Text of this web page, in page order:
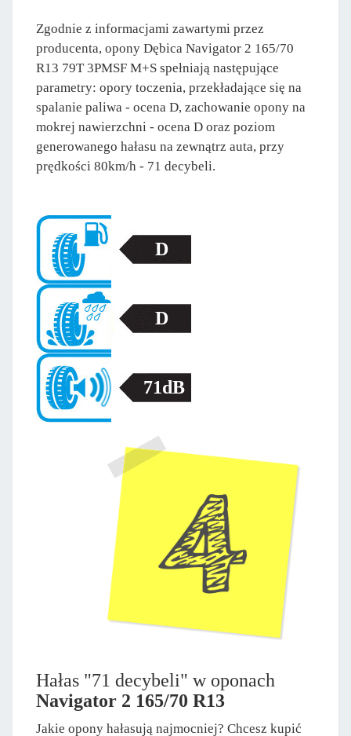
Zgodnie z informacjami zawartymi przez
producenta, opony Dębica Navigator 2 165/70
R13 79T 3PMSF M+S spełniają następujące
parametry: opory toczenia, przekładające się na
spalanie paliwa - ocena D, zachowanie opony na
mokrej nawierzchni - ocena D oraz poziom
generowanego hałasu na zewnątrz auta, przy
prędkości 80km/h - 71 decybeli.
D
D
71dB
Hałas "71 decybeli" w oponach
Navigator 2 165/70 R13
Jakie opony hałasują najmocniej? Chcesz kupić